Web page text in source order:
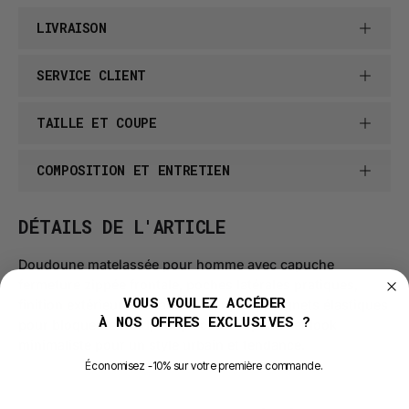
LIVRAISON
SERVICE CLIENT
TAILLE ET COUPE
COMPOSITION ET ENTRETIEN
DÉTAILS DE L'ARTICLE
Doudoune matelassée pour homme avec capuche
finition extérieure brillante effet nylon, poignets élastiques
pour bloquer le froid, coupe courte ajustée et look
VOUS VOULEZ ACCÉDER
À NOS OFFRES EXCLUSIVES ?
Économisez -10% sur votre première commande.